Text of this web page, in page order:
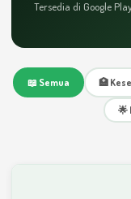
Tersedia di Google
📖 Semua 🏥
🌟